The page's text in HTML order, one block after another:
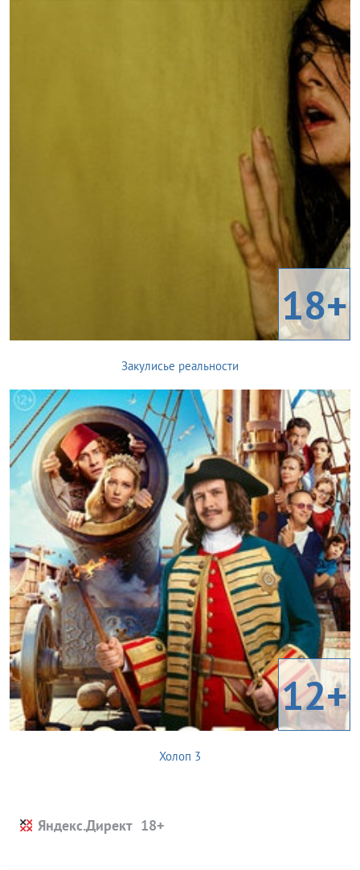
18+
Закулисье реальности
12+
Холоп 3
Яндекс.Директ